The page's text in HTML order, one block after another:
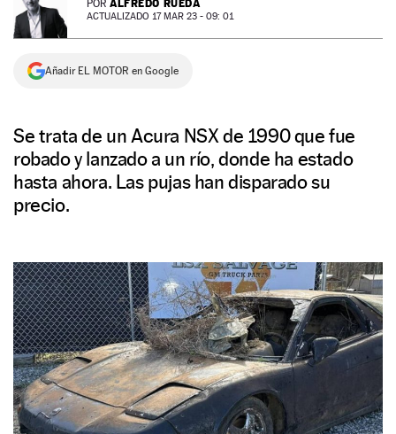
NEWSLETTER
SÍGUENOS
POR ALFREDO RUEDA
ACTUALIZADO 17 MAR 23 - 09: 01
Añadir EL MOTOR en Google
Se trata de un Acura NSX de 1990 que fue
robado y lanzado a un río, donde ha estado
hasta ahora. Las pujas han disparado su
precio.